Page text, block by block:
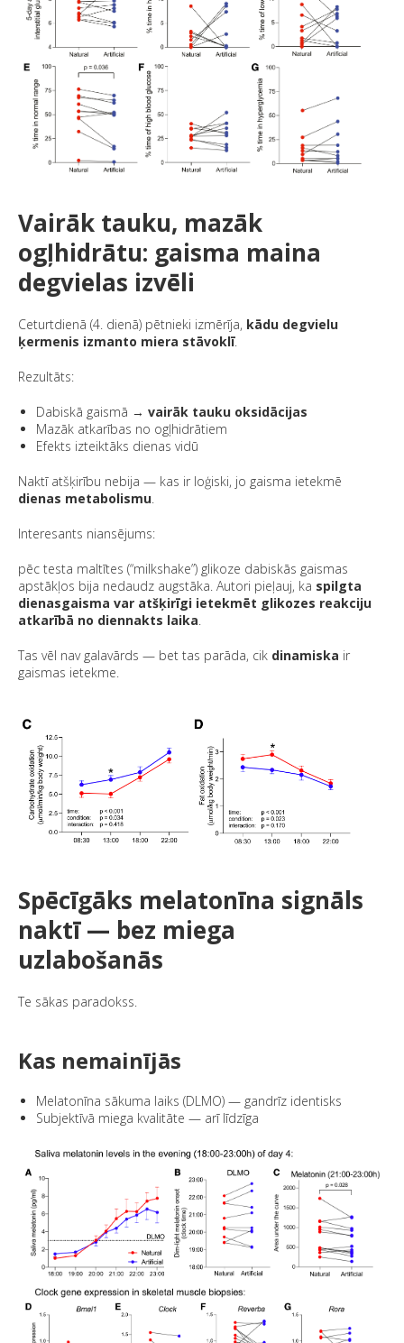
Vairāk tauku, mazāk
ogļhidrātu: gaisma maina
degvielas izvēli
Ceturtdienā (4. dienā) pētnieki izmērīja, kādu degvielu
ķermenis izmanto miera stāvoklī.
Rezultāts:
Dabiskā gaismā → vairāk tauku oksidācijas
Mazāk atkarības no ogļhidrātiem
Efekts izteiktāks dienas vidū
Naktī atšķirību nebija — kas ir loģiski, jo gaisma ietekmē
dienas metabolismu
Interesants niansējums:
pēc testa maltītes (“milkshake”) glikoze dabiskās gaismas
apstākļos bija nedaudz augstāka. Autori pieļauj, ka spilgta
dienasgaisma var atšķirīgi ietekmēt glikozes reakciju
atkarībā no diennakts laika
Tas vēl nav galavārds — bet tas parāda, cik dinamiska ir
gaismas ietekme.
Spēcīgāks melatonīna signāls
naktī — bez miega
uzlabošanās
Te sākas paradokss.
Kas nemainījās
Melatonīna sākuma laiks (DLMO) — gandrīz identisks
Subjektīvā miega kvalitāte — arī līdzīga